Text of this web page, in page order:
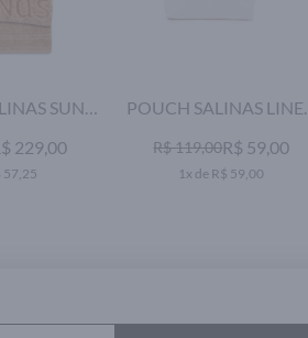
SUN
229,00
57,25
POUCH SALINAS LINEN
R$ 119,00R$ 59,00
1x de R$ 59,00